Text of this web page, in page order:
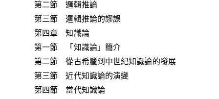
第二節 邏輯推論
第三節 邏輯推論的謬誤
第四章 知識論
第一節 「知識論」簡介
第二節 從古希臘到中世紀知識論的發展
第三節 近代知識論的演變
第四節 當代知識論